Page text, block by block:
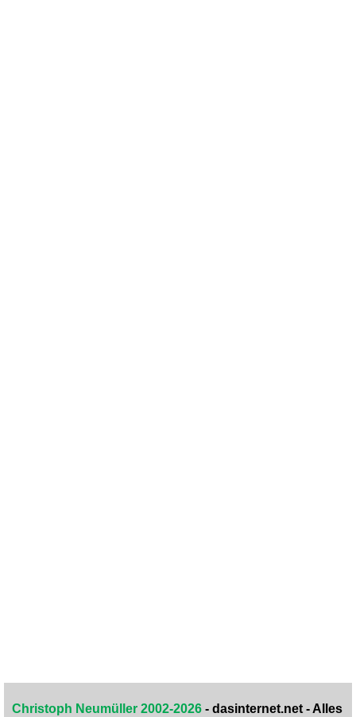
Christoph Neumüller 2002-2026 - dasinternet.net - Alles